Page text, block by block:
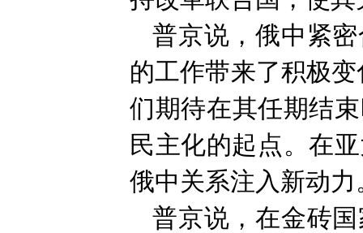
普京说，俄中紧
的工作带来了积极
们期待在其任期结
民主化的起点。在
俄中关系注入新动力
普京说，在金砖